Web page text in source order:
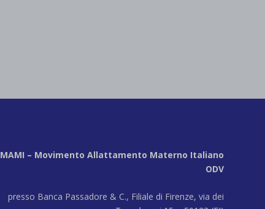
MAMI – Movimento Allattamento Materno Italiano
ODV
presso Banca Passadore & C., Filiale di Firenze, via dei